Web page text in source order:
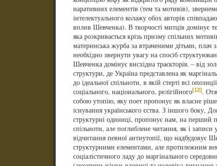
наративних елементів (тем та мотивів),
інтелектуального колажу обох авторів
вплив Шевченка). В творчості митців домінує
яка розкривається крізь призму спільних
материнська журба за втраченими дітьми,
необхідно звернути увагу на спосіб
Шевченка домінує висхідна траєкторія. – від
структури, де Україна представлена як
до ідеальної спільноти, в якій стерті всі
соціального, національного, релігійного[12].
собою утопію, яку поет пропонує як власне
існування українського єства. З іншого боку,
структурні одиниці, пропонує нам, на перший
спільноти, але поглиблене читання, як і записи
відчитання певної антиутопії, що надбудовує
структурними елементами, але протилежним
соціалістичного ладу до маргінального